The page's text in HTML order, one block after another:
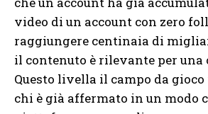
video di un account con zero
raggiungere centinaia di
il contenuto è rilevante per una
Questo livella il campo da
chi è già affermato in un modo